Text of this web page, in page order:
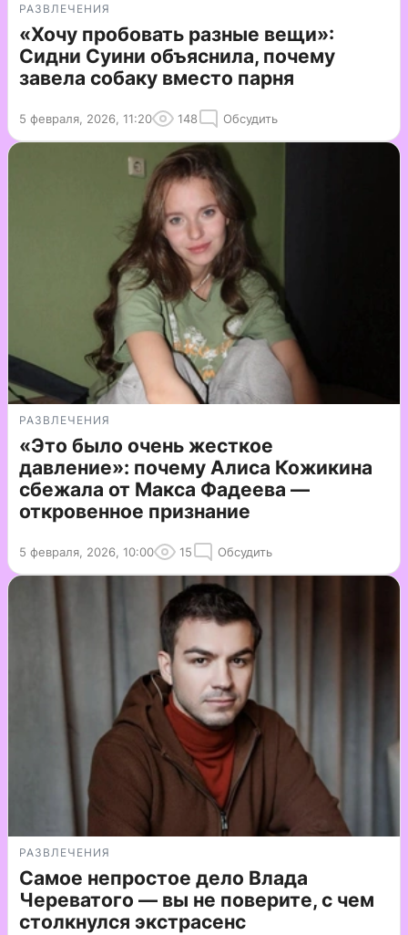
РАЗВЛЕЧЕНИЯ
«Хочу пробовать разные вещи»:
Сидни Суини объяснила, почему
завела собаку вместо парня
5 февраля, 2026, 11:20 148 Обсудить
РАЗВЛЕЧЕНИЯ
«Это было очень жесткое
давление»: почему Алиса Кожикина
сбежала от Макса Фадеева —
откровенное признание
5 февраля, 2026, 10:00 15 Обсудить
РАЗВЛЕЧЕНИЯ
Самое непростое дело Влада
Череватого — вы не поверите, с чем
столкнулся экстрасенс